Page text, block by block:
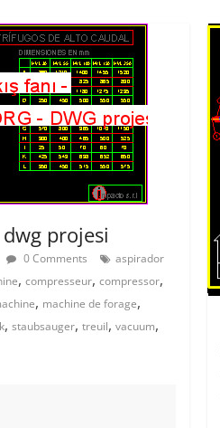
dwg projesi
0 Comments
aspirador
, compresseur, compressor,
, machine de forage,
, staubsauger, treuil, vacuum,